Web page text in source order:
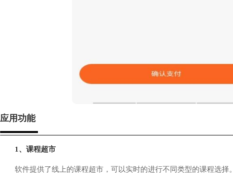
应用功能
1、课程超市
软件提供了线上的课程超市，可以实时的进行不同类型的课程选择。